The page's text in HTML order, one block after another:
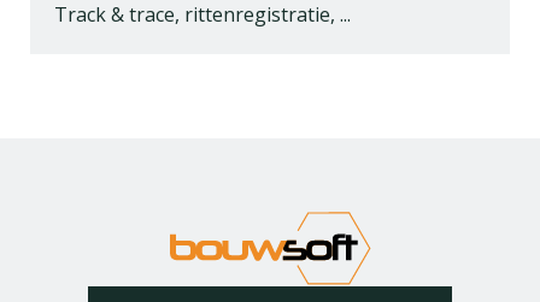
Track & trace, rittenregistratie, ...